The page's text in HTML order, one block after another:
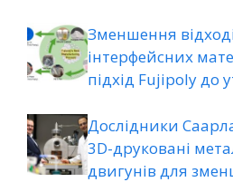
Зменшення
інтерфейсних
підхід Fujipoly до
Дослідники
3D-друковані
двигунів для